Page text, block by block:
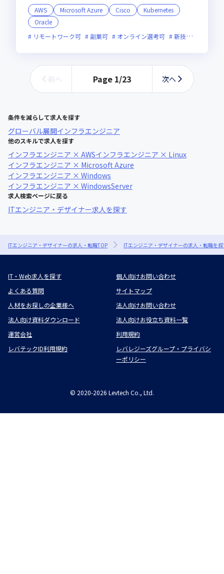
AWS
Microsoft Azure Cisco
Kubernetes
Oracle
リモートワーク可
副業可 オンライン選考可 新技術に積極的
前へ Page 1/23 次へ
条件を減らして求人を探す
グローバル展開インフラエンジニア
他のスキルで求人を探す
インフラエンジニア × AWSインフラエンジニア × Linux
インフラエンジニア × Microsoft Azure
インフラエンジニア × Windows
インフラエンジニア × WindowsServer
求人検索ページに戻る
ITエンジニア・デザイナー求人を探す
ITエンジニア・デザイナーの求人・転職TOP ITエンジニア・デザイナーの求人・転職を
IT・Web求人を探す
個人向けお問い合わせ
よくある質問
サイトマップ
人材をお探しの企業様へ
法人向けお問い合わせ
法人向け資料ダウンロード
法人向けお役立ち資料一覧
運営会社
利用規約
レバテックID利用規約
レバレジーズグループ・プライバシ
ーポリシー
© 2020-2026 Levtech Co., Ltd.